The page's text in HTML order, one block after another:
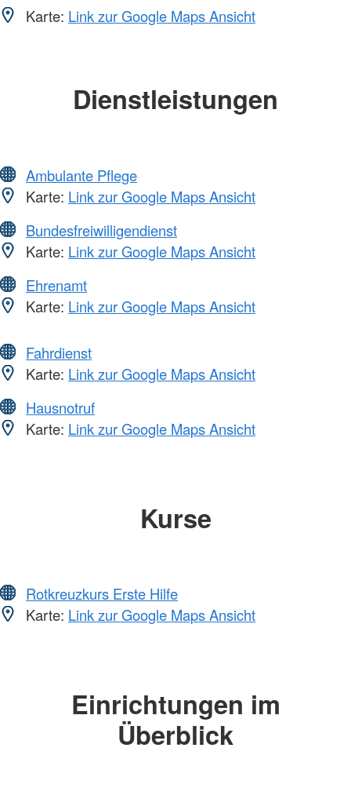
Karte: Link zur Google Maps Ansicht
Dienstleistungen
Ambulante Pflege
Karte: Link zur Google Maps Ansicht
Bundesfreiwilligendienst
Karte: Link zur Google Maps Ansicht
Ehrenamt
Karte: Link zur Google Maps Ansicht
Fahrdienst
Karte: Link zur Google Maps Ansicht
Hausnotruf
Karte: Link zur Google Maps Ansicht
Kurse
Rotkreuzkurs Erste Hilfe
Karte: Link zur Google Maps Ansicht
Einrichtungen im
Überblick